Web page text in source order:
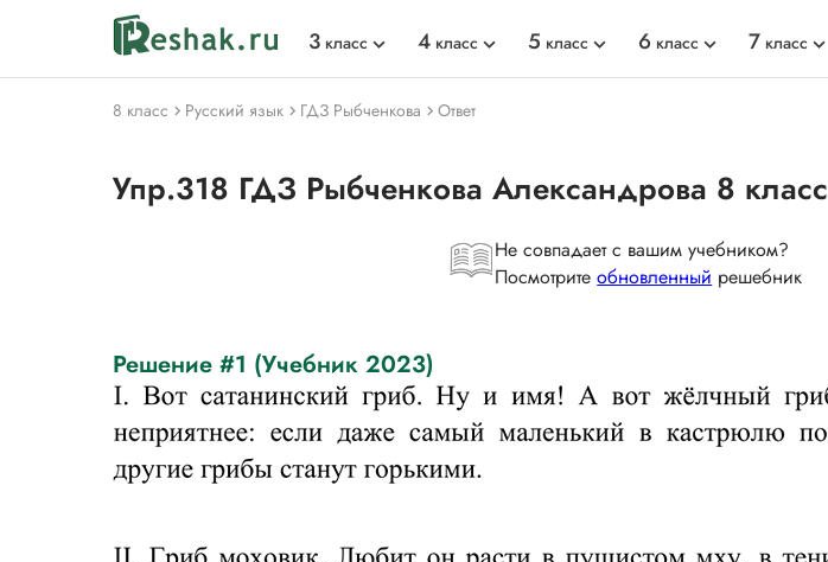
3 класс 4 класс 5 класс 6 класс 7 класс
8 класс Русский язык ГДЗ Рыбченкова Ответ
Упр.318 ГДЗ Рыбченкова Александрова 8 класс
Не совпадает с вашим учебником?
Посмотритеобновленный решебник
Решение #1 (Учебник 2023)